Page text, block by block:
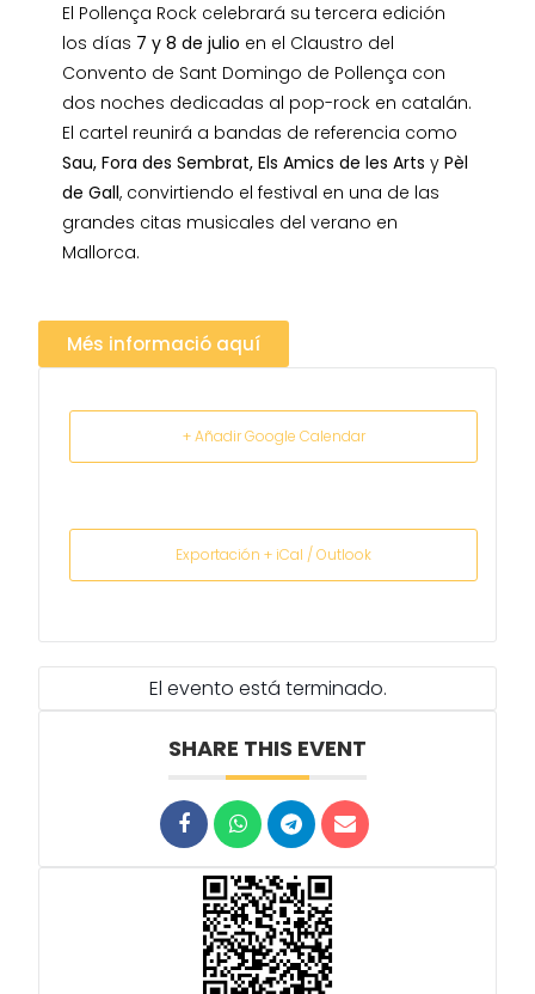
El evento está terminado.
SHARE THIS EVENT
El Pollença Rock celebrará su tercera edición
los días 7 y 8 de julio en el Claustro del
Convento de Sant Domingo de Pollença con
dos noches dedicadas al pop-rock en catalán.
El cartel reunirá a bandas de referencia como
Sau, Fora des Sembrat, Els Amics de les Arts yPèl
de Gall, convirtiendo el festival en una de las
grandes citas musicales del verano en
Mallorca.
Més informació aquí
+ Añadir Google Calendar
Exportación + iCal / Outlook